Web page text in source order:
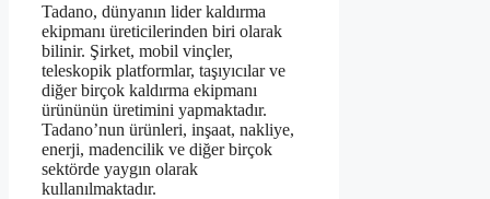
Tadano, dünyanın lider kaldırma
ekipmanı üreticilerinden biri olarak
bilinir. Şirket, mobil vinçler,
teleskopik platformlar, taşıyıcılar ve
diğer birçok kaldırma ekipmanı
ürününün üretimini yapmaktadır.
Tadano’nun ürünleri, inşaat, nakliye,
enerji, madencilik ve diğer birçok
sektörde yaygın olarak
kullanılmaktadır.